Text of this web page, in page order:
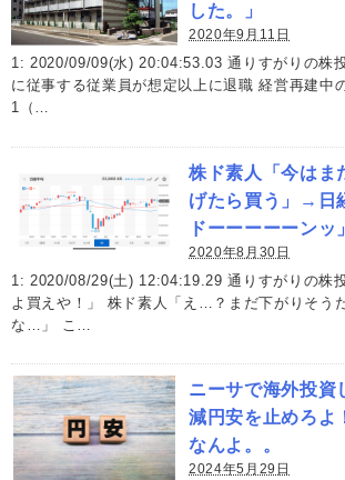
した。」
2020年9月11日
1: 2020/09/09(水) 20:04:53.03 通りすがりの株
に従事する従業員が想定以上に退職 経営再建中
1（…
株ド素人「今はま
げたら買う」→日
ドーーーーーンッ」
2020年8月30日
1: 2020/08/29(土) 12:04:19.29 通りすがりの株
よ買えや！」 株ド素人「え…？まだ下がりそう
な…」 こ…
ニーサで海外投資
減円安を止めろよ
なんよ。。
2024年5月29日